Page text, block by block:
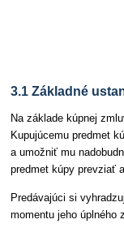
3.1 Základné
Na základe kúpnej
Kupujúcemu predmet
a umožniť mu
predmet kúpy prevziať
Predávajúci si
momentu jeho úplného